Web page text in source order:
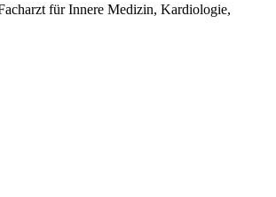
für Innere Medizin, Kardiologie,